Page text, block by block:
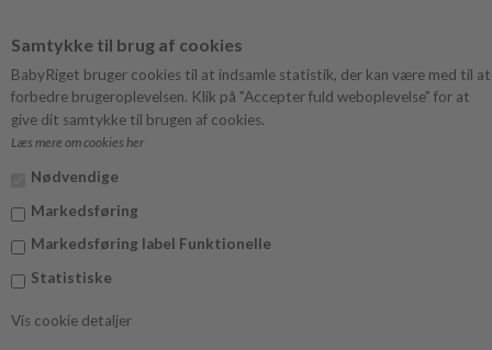
Samtykke til brug af cookies
BabyRiget bruger cookies til at indsamle statistik, der kan være med til at
forbedre brugeroplevelsen. Klik på "Accepter fuld weboplevelse" for at
give dit samtykke til brugen af cookies.
Læs mere om cookies her
Nødvendige
Markedsføring
Markedsføring label Funktionelle
Statistiske
Vis cookie detaljer
Mushie
Facebook